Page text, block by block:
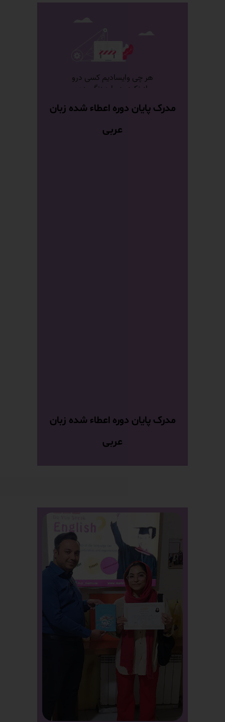
مدرک پایان دوره اعطاء شده زبان
عربی
مدرک پایان دوره اعطاء شده زبان
عربی